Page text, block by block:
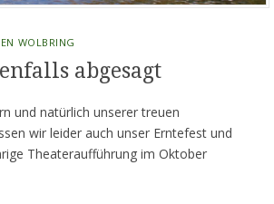
WOLBRING
abgesagt
und natürlich unserer treuen
wir leider auch unser Erntefest und
Theateraufführung im Oktober